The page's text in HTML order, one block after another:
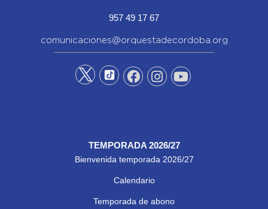
957 49 17 67
comunicaciones@orquestadecordoba.org
TEMPORADA 2026/27
Bienvenida temporada 2026/27
Calendario
Temporada de abono